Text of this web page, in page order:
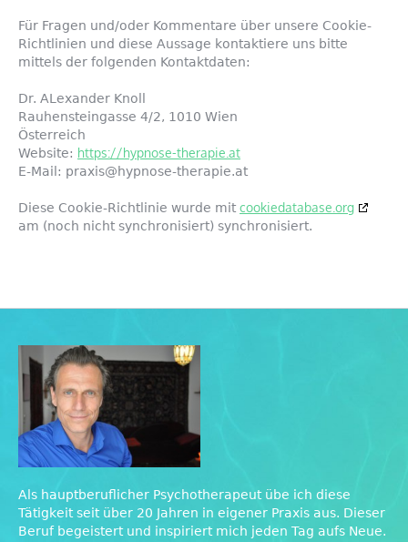
Für Fragen und/oder Kommentare über unsere Cookie-
Richtlinien und diese Aussage kontaktiere uns bitte
mittels der folgenden Kontaktdaten:
Dr. ALexander Knoll
Rauhensteingasse 4/2, 1010 Wien
Österreich
Website: https://hypnose-therapie.at
E-Mail: praxis@hypnose-therapie.at
Diese Cookie-Richtlinie wurde mit cookiedatabase.org
am (noch nicht synchronisiert) synchronisiert.
Als hauptberuflicher Psychotherapeut übe ich diese
Tätigkeit seit über 20 Jahren in eigener Praxis aus. Dieser
Beruf begeistert und inspiriert mich jeden Tag aufs Neue.